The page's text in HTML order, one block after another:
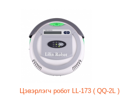
Цэвэрлэгч робот LL-173 ( QQ-2L )